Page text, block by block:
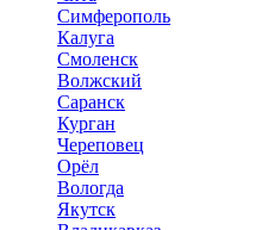
Симферополь
Калуга
Смоленск
Волжский
Саранск
Курган
Череповец
Орёл
Вологда
Якутск